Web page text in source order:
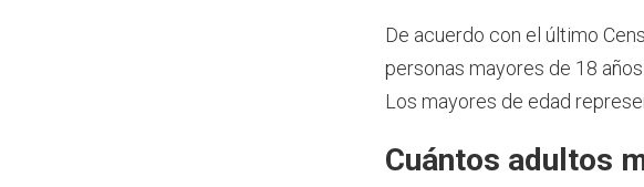
De acuerdo con el último
personas mayores de 18
Los mayores de edad
Cuántos adultos